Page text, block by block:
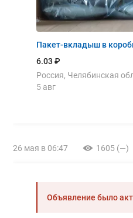
6.03 ₽
Россия, Челябинская
5 авг
26 мая в 06:47 1605 (—)
Объявление было